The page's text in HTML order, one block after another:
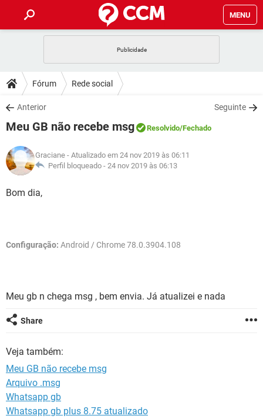
MENU
CELULAR
OUTLOOK
INSTAGRAM GMAIL
GUIA DE COMPRAS
DICAS
JOGOS
INSTAGRAM GMAIL
GUIA DE COMPRAS
DOWNLOADS
JOGOS WHATSAPP
CELULAR
OUTLOOK EXCEL
INSTAGRAM
JOGOS WHATSAPP
CELULAR
OUTLOOK
GLOSSÁRIO
JOGOS
INSTAGRAM GMAIL
Fórum Rede social
Anterior Seguinte
Meu GB não recebe msg Resolvido/Fechado
Graciane - Atualizado em 24 nov 2019 às 06:11
Perfil bloqueado - 24 nov 2019 às 06:13
Bom dia,
Configuração: Android / Chrome 78.0.3904.108
Meu gb n chega msg , bem envia. Já atualizei e nada
Share
Veja também:
Meu GB não recebe msg
Arquivo .msg
Whatsapp gb
Whatsapp gb plus 8.75 atualizado